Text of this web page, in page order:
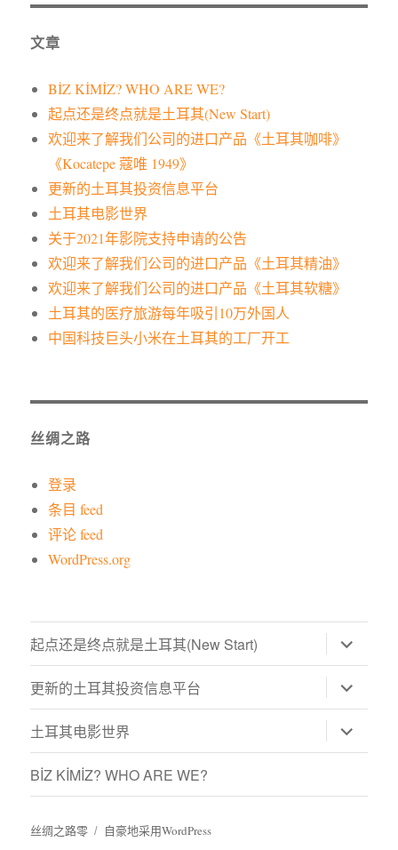
文章
BİZ KİMİZ? WHO ARE WE?
起点还是终点就是土耳其(New Start)
欢迎来了解我们公司的进口产品《土耳其咖啡》
《Kocatepe 蔻唯 1949》
更新的土耳其投资信息平台
土耳其电影世界
关于2021年影院支持申请的公告
欢迎来了解我们公司的进口产品《土耳其精油》
欢迎来了解我们公司的进口产品《土耳其软糖》
土耳其的医疗旅游每年吸引10万外国人
中国科技巨头小米在土耳其的工厂开工
丝绸之路
登录
条目 feed
评论 feed
WordPress.org
起点还是终点就是土耳其(New Start) 展
开
子
菜
单
更新的土耳其投资信息平台 展
开
子
菜
单
土耳其电影世界 展
开
子
BİZ KİMİZ? WHO ARE WE?
丝绸之路零 自豪地采用WordPress